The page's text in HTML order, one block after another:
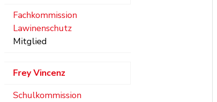
Fachkommission
Lawinenschutz
Mitglied
Frey Vincenz
Schulkommission